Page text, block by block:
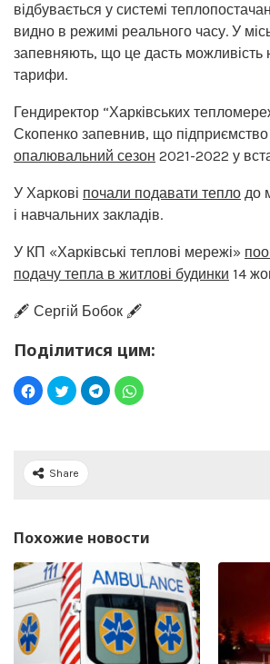
відбувається у системі
видно в режимі реального часу. У
запевняють, що це дасть можливість
тарифи.
Гендиректор “Харківських
Скопенко запевнив, що підприємство
опалювальний сезон 2021-2022 у
У Харкові почали подавати тепло до
і навчальних закладів.
У КП «Харківські теплові мережі»
подачу тепла в житлові будинки 14
🖋️ Сергій Бобок 🖋️
Поділитися цим:
Share
Похожие новости